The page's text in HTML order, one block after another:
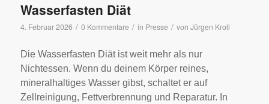
Wasserfasten Diät
4. Februar 2026 / 0 Kommentare / in Presse / von Jürgen Kroll
Die Wasserfasten Diät ist weit mehr als nur
Nichtessen. Wenn du deinem Körper reines,
mineralhaltiges Wasser gibst, schaltet er auf
Zellreinigung, Fettverbrennung und Reparatur. In